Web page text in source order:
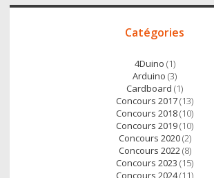
Accès
Catégories
4Duino (1)
Arduino (3)
Cardboard (1)
Concours 2017(13)
Concours 2018(10)
Concours 2019(10)
Concours 2020(2)
Concours 2022(8)
Concours 2023 (15)
Concours 2024(11)